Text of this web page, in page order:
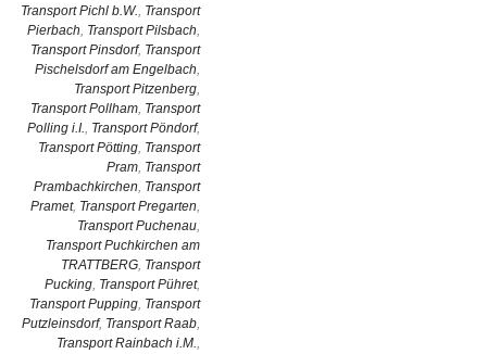
Transport Pichl b.W., Transport
Pierbach, Transport Pilsbach,
Transport Pinsdorf, Transport
Pischelsdorf am Engelbach,
Transport Pitzenberg,
Transport Pollham, Transport
Polling i.I., Transport Pöndorf,
Transport Pötting, Transport
Pram, Transport
Prambachkirchen, Transport
Pramet, Transport Pregarten,
Transport Puchenau,
Transport Puchkirchen am
TRATTBERG, Transport
Pucking, Transport Pühret,
Transport Pupping, Transport
Putzleinsdorf, Transport Raab,
Transport Rainbach i.M.,